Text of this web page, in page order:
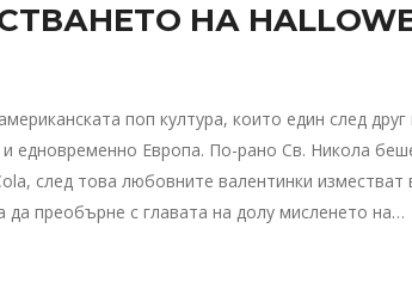
НА
поп култура, които един след
едновременно Европа. По-рано Св. Никола
след това любовните валентинки изместват
да преобърне с главата на долу мисленето на…